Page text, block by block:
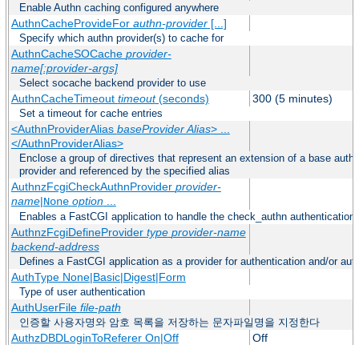
Enable Authn caching configured anywhere
AuthnCacheProvideFor authn-provider[...]
Specify which authn provider(s) to cache for
AuthnCacheSOCache provider-
name[:provider-args]
Select socache backend provider to use
AuthnCacheTimeout timeout(seconds) 300 (5 minutes)
Set a timeout for cache entries
<AuthnProviderAlias baseProvider Alias> ...
</AuthnProviderAlias>
Enclose a group of directives that represent an extension of a base
provider and referenced by the specified alias
AuthnzFcgiCheckAuthnProvider provider-
name|None option...
Enables a FastCGI application to handle the check_authn authentication
AuthnzFcgiDefineProvider type provider-name
backend-address
Defines a FastCGI application as a provider for authentication and/or
AuthType None|Basic|Digest|Form
Type of user authentication
AuthUserFile file-path
인증할 사용자명와 암호 목록을 저장하는 문자파일명을 지정한다
AuthzDBDLoginToReferer On|Off Off